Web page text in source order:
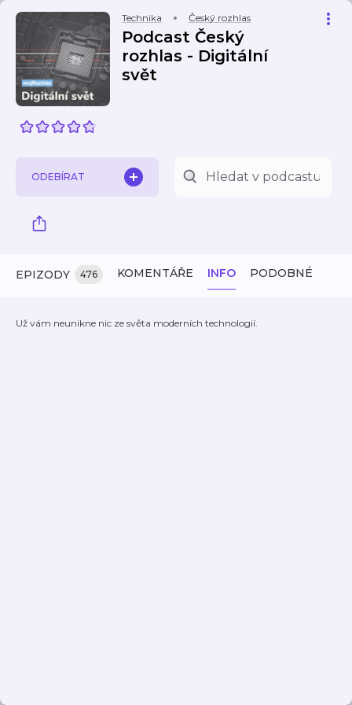
Technika Český rozhlas
Podcast Český
rozhlas - Digitální
svět
ODEBÍRAT
EPIZODY 476 KOMENTÁŘE INFO PODOBNÉ
Už vám neunikne nic ze světa moderních technologií.